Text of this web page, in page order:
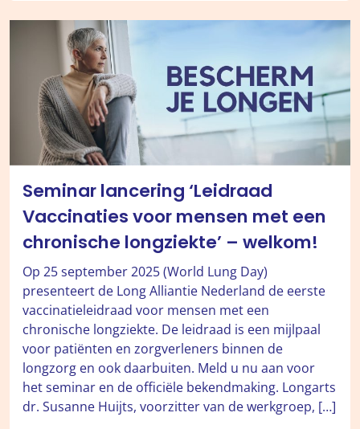
Seminar lancering ‘Leidraad
Vaccinaties voor mensen met een
chronische longziekte’ – welkom!
Op 25 september 2025 (World Lung Day)
presenteert de Long Alliantie Nederland de eerste
vaccinatieleidraad voor mensen met een
chronische longziekte. De leidraad is een mijlpaal
voor patiënten en zorgverleners binnen de
longzorg en ook daarbuiten. Meld u nu aan voor
het seminar en de officiële bekendmaking. Longarts
dr. Susanne Huijts, voorzitter van de werkgroep, […]